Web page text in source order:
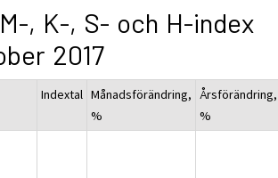
, K-, S- och H-index
2017
Indextal Månadsförändring,
%
Årsförändring,
%